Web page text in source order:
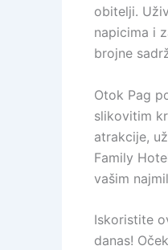
obitelji.
napicima i
brojne
Otok Pag
slikovitim
atrakcije,
Family
vašim
Iskoristite
danas!